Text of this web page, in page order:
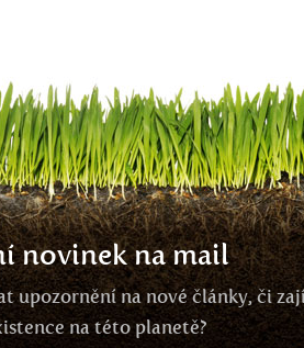
novinek na mail
upozornění na nové články, či
na této planetě?